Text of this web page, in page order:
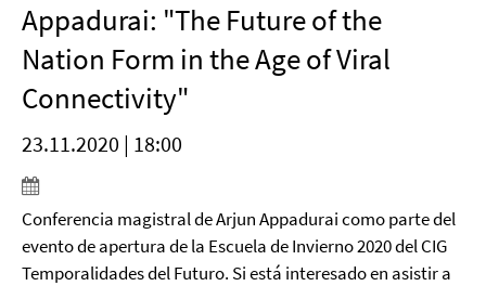
Appadurai: "The Future of the
Nation Form in the Age of Viral
Connectivity"
23.11.2020 | 18:00
Conferencia magistral de Arjun Appadurai como parte del
evento de apertura de la Escuela de Invierno 2020 del CIG
Temporalidades del Futuro. Si está interesado en asistir a